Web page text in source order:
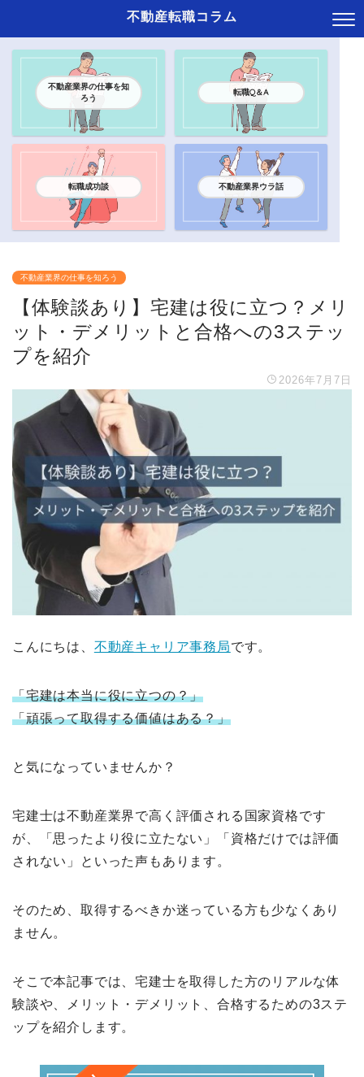
不動産転職コラム
不動産業界の仕事を知
ろう
転職Q＆A
転職成功談 不動産業界ウラ話
不動産業界の仕事を知ろう
【体験談あり】宅建は役に立つ？メリ
ット・デメリットと合格への3ステッ
プを紹介
2026年7月7日
こんにちは、 不動産キャリア事務局です。
「宅建は本当に役に立つの？」
「頑張って取得する価値はある？」
と気になっていませんか？
宅建士は不動産業界で高く評価される国家資格です
が、「思ったより役に立たない」「資格だけでは評価
されない」といった声もあります。
そのため、取得するべきか迷っている方も少なくあり
ません。
そこで本記事では、宅建士を取得した方のリアルな体
験談や、メリット・デメリット、合格するための3ステ
ップを紹介します。